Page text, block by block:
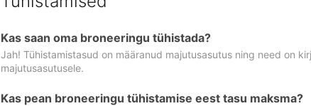
Kas saan oma broneeringu tühistada?
Jah! Tühistamistasud on määranud majutusasutus ning need on
majutusasutusele.
Kas pean broneeringu tühistamise eest tasu maksma?